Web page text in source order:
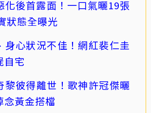
化後首露面！一口氣曬19張
狀態全曝光
身心狀況不佳！網紅裴仁圭
自宅
黎彼得離世！歌神許冠傑曬
念黃金搭檔